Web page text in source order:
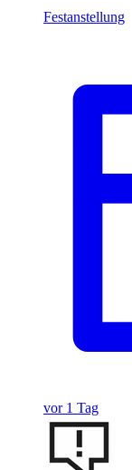
Festanstellung
vor 1 Tag